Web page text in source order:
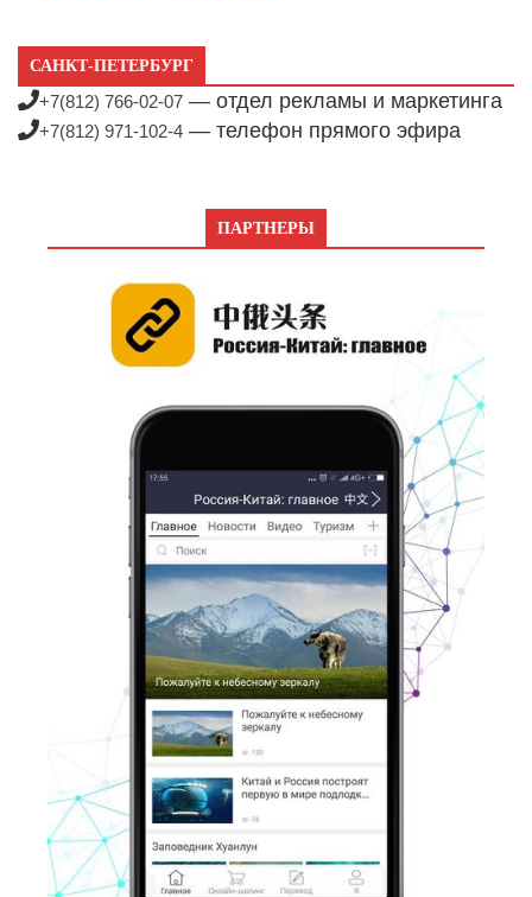
САНКТ-ПЕТЕРБУРГ
+7(812) 766-02-07 — отдел рекламы и маркетинга
+7(812) 971-102-4 — телефон прямого эфира
ПАРТНЕРЫ